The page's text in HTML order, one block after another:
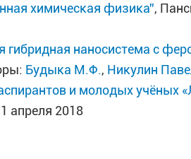
химическая физика”,
гибридная наносистема с
Будыка М.Ф., Никулин
и молодых учёных
апреля 2018